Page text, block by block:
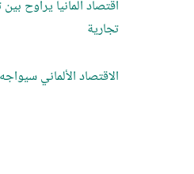
اقتصاد ألمانيا يراوح
تجارية
الاقتصاد الألماني